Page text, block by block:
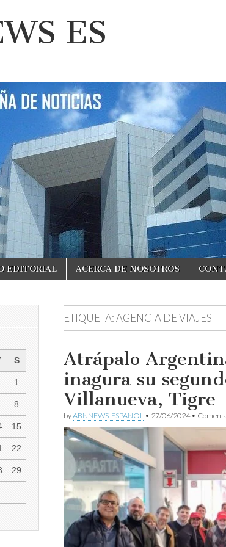
ES
EDITORIAL ACERCA DE NOSOTROS
ETIQUETA:AGENCIA DE VIAJES
Atrápalo
inagura su
Villanueva, Tigre
byABNNEWS-ESPANOL • 27/06/2024•
S
1
8
15
22
29